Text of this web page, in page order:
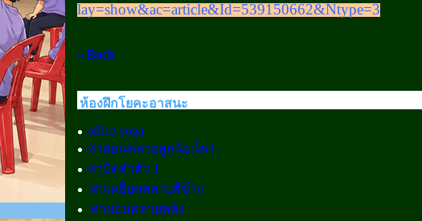
lay=show&ac=article&Id=539150662&Ntype=3
« Back
ห้องฝึกโยคะอาสนะ
office yoga
ท่าผ่อนคลายลูกนัยน์ตา
ท่าบิดลำตัว 1
ท่าเหยียดคลายสีข้าง
ท่าผ่อนคลายหลัง